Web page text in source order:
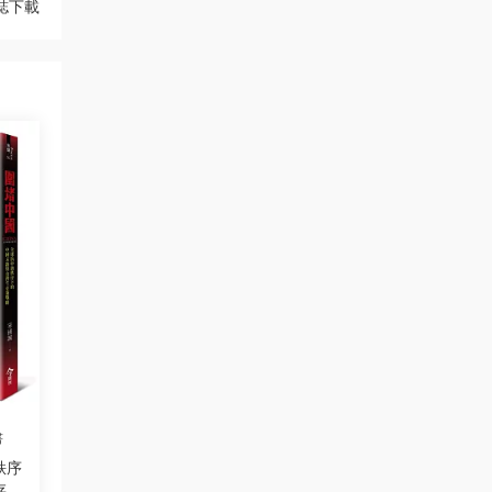
下載
序